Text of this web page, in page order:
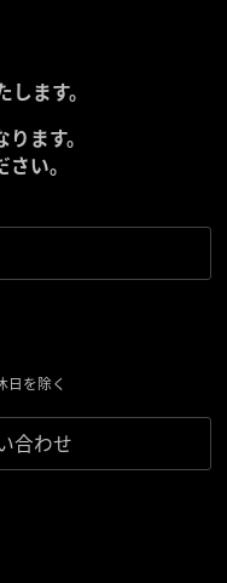
ます。
ます。
い。
を除く
合わせ